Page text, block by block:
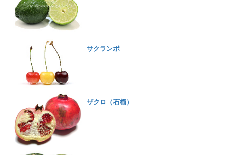
サクランボ
ザクロ（石榴）